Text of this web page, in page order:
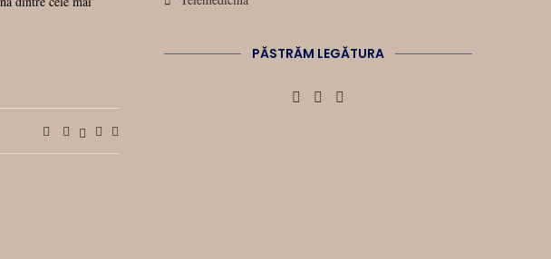
PĂSTRĂM LEGĂTURA